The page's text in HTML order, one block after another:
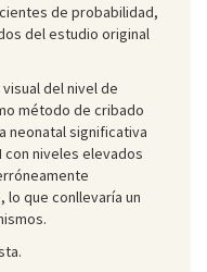
de probabilidad,
del estudio original
del nivel de
método de cribado
neonatal significativa
con niveles elevados
que conllevaría un